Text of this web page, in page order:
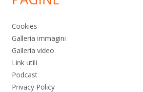
Cookies
Galleria immagini
Galleria video
Link utili
Podcast
Privacy Policy